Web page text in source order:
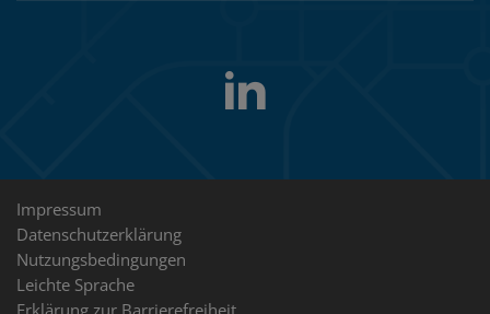
Folgen
uns
LinkedIn
Rechtliche
Hinweise
Impressum
Datenschutzerklärung
Nutzungsbedingungen
Leichte Sprache